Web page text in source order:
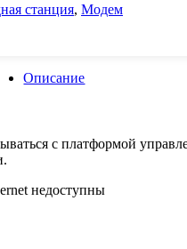
станция, Модем
Описание
с платформой
недоступны